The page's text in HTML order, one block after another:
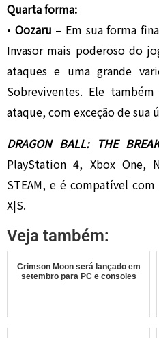
Quarta forma:
• Oozaru – Em sua forma
Invasor mais poderoso do
ataques e uma grande
Sobreviventes. Ele
ataque, com exceção de sua
DRAGON BALL: THE
PlayStation 4, Xbox One,
STEAM, e é compatível
X|S.
Veja também:
Crimson Moon será lançado em
setembro para PC e consoles